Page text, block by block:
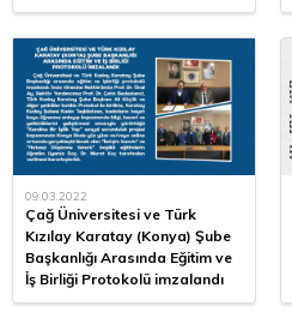
09.03.2022
Çağ Üniversitesi ve Türk
Kızılay Karatay (Konya) Şube
Başkanlığı Arasında Eğitim ve
İş Birliği Protokolü imzalandı